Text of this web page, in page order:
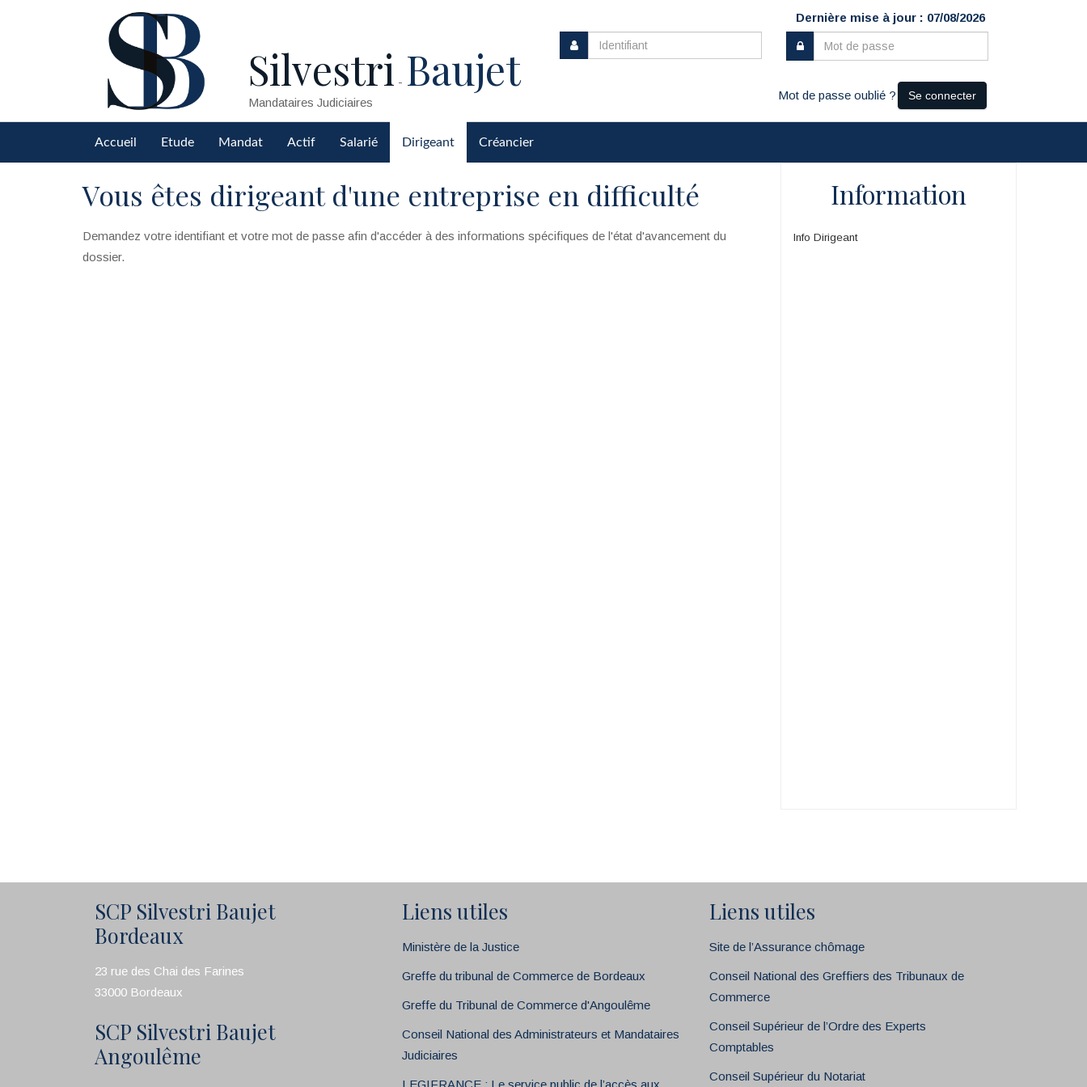
Silvestri - Baujet
Mandataires Judiciaires
Dernière mise à jour : 07/08/2026
Mot de passe oublié ? Se connecter
Accueil Etude Mandat Actif Salarié Dirigeant Créancier
Vous êtes dirigeant d'une entreprise en difficulté
Demandez votre identifiant et votre mot de passe afin d'accéder à des informations spécifiques de l'état d'avancement du
dossier.
Information
Info Dirigeant
SCP Silvestri Baujet
Bordeaux
23 rue des Chai des Farines
33000 Bordeaux
SCP Silvestri Baujet
Angoulême
Liens utiles
Ministère de la Justice
Greffe du tribunal de Commerce de Bordeaux
Greffe du Tribunal de Commerce d'Angoulême
Conseil National des Administrateurs et Mandataires
Judiciaires
LEGIFRANCE : Le service public de l’accès aux
Liens utiles
Site de l’Assurance chômage
Conseil National des Greffiers des Tribunaux de
Commerce
Conseil Supérieur de l’Ordre des Experts
Comptables
Conseil Supérieur du Notariat